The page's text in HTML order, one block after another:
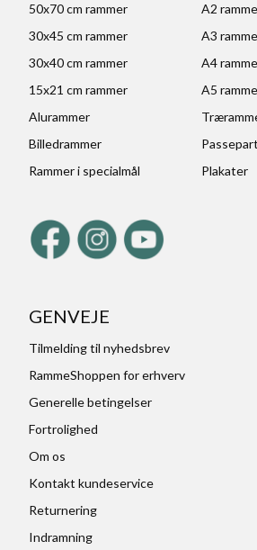
50x70 cm rammer
A2
30x45 cm rammer
A3
30x40 cm rammer
A4
15x21 cm rammer
A5
Alurammer
Billedrammer
Rammer i specialmål
Plakater
GENVEJE
Tilmelding til nyhedsbrev
RammeShoppen for erhverv
Generelle betingelser
Fortrolighed
Om os
Kontakt kundeservice
Returnering
Indramning